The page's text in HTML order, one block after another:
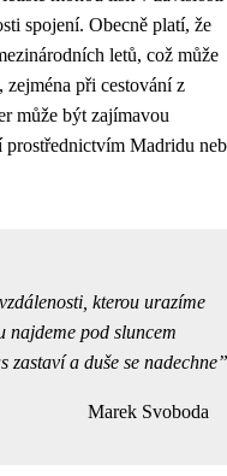
spojení. Obecně platí, že
letů, což může
zejména při cestování z
může být zajímavou
Madridu
kterou urazíme
najdeme pod sluncem
zastaví a duše se nadechne
Marek Svoboda